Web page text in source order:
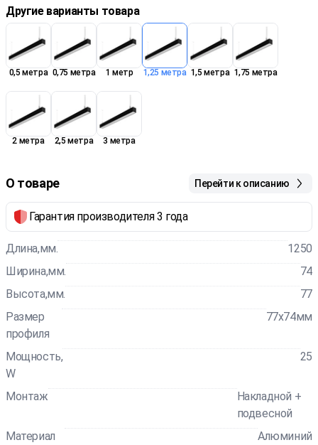
Другие варианты товара
0,5 метра 0,75 метра 1 метр 1,25 метра 1,5 метра 1,75 метра
2 метра 2,5 метра 3 метра
О товаре Перейти к описанию
Гарантия производителя 3 года
Длина,мм.
1250
Ширина,мм.
74
Высота,мм.
77
Размер
профиля
77x74мм
Мощность,
W
25
Монтаж
Накладной +
подвесной
Материал
Алюминий